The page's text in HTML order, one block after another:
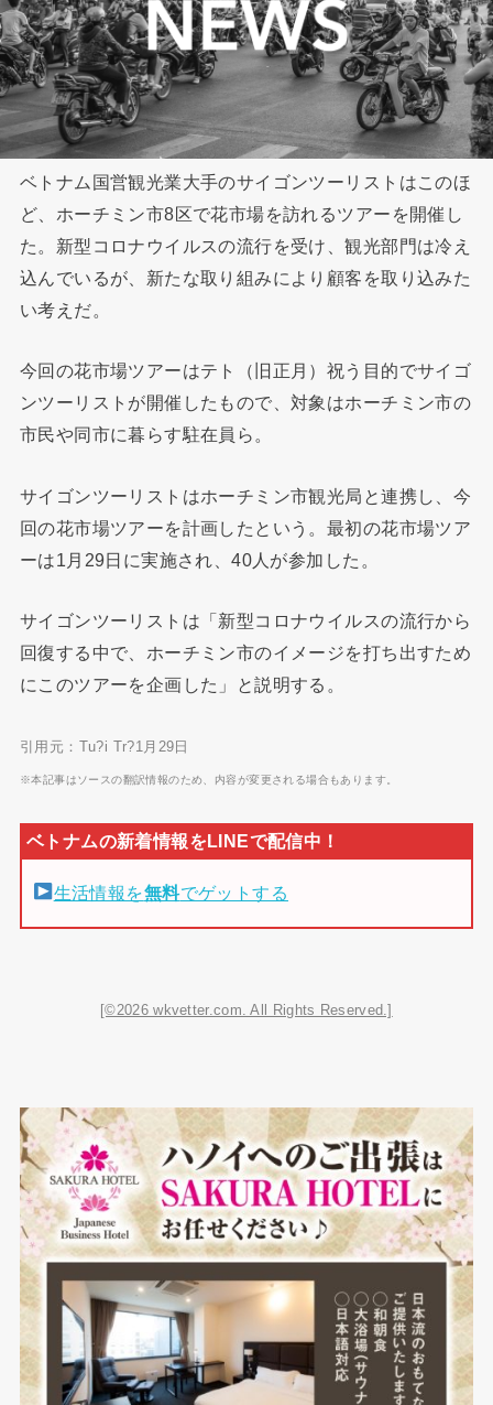
ベトナム国営観光業大手のサイゴンツーリストはこのほ
ど、ホーチミン市8区で花市場を訪れるツアーを開催し
た。新型コロナウイルスの流行を受け、観光部門は冷え
込んでいるが、新たな取り組みにより顧客を取り込みた
い考えだ。
今回の花市場ツアーはテト（旧正月）祝う目的でサイゴ
ンツーリストが開催したもので、対象はホーチミン市の
市民や同市に暮らす駐在員ら。
サイゴンツーリストはホーチミン市観光局と連携し、今
回の花市場ツアーを計画したという。最初の花市場ツア
ーは1月29日に実施され、40人が参加した。
サイゴンツーリストは「新型コロナウイルスの流行から
回復する中で、ホーチミン市のイメージを打ち出すため
にこのツアーを企画した」と説明する。
引用元：Tu?i Tr?1月29日
※本記事はソースの翻訳情報のため、内容が変更される場合もあります。
生活情報を無料でゲットする
[©2026 wkvetter.com. All Rights Reserved.]